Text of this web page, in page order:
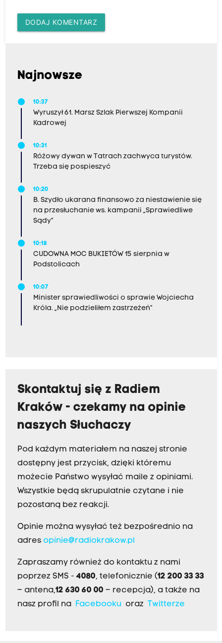
DODAJ KOMENTARZ
Najnowsze
10:37
Wyruszył 61. Marsz Szlak Pierwszej Kompanii
Kadrowej
10:31
Różowy dywan w Tatrach zachwyca turystów.
Trzeba się pospieszyć
10:20
B. Szydło ukarana finansowo za niestawienie się
na przesłuchanie ws. kampanii „Sprawiedliwe
Sądy”
10:18
CUDOWNA MOC BUKIETÓW 15 sierpnia w
Podstolicach
10:07
Minister sprawiedliwości o sprawie Wojciecha
Króla. „Nie podzieliłem zastrzeżeń”
Skontaktuj się z Radiem
Kraków - czekamy na opinie
naszych Słuchaczy
Pod każdym materiałem na naszej stronie
dostępny jest przycisk, dzięki któremu
możecie Państwo wysyłać maile z opiniami.
Wszystkie będą skrupulatnie czytane i nie
pozostaną bez reakcji.
Opinie można wysyłać też bezpośrednio na
adres opinie@radiokrakow.pl
Zapraszamy również do kontaktu z nami
poprzez SMS - 4080, telefonicznie (12 200 33 33
– antena,12 630 60 00 – recepcja), a także na
nasz profil na Facebookuoraz Twitterze